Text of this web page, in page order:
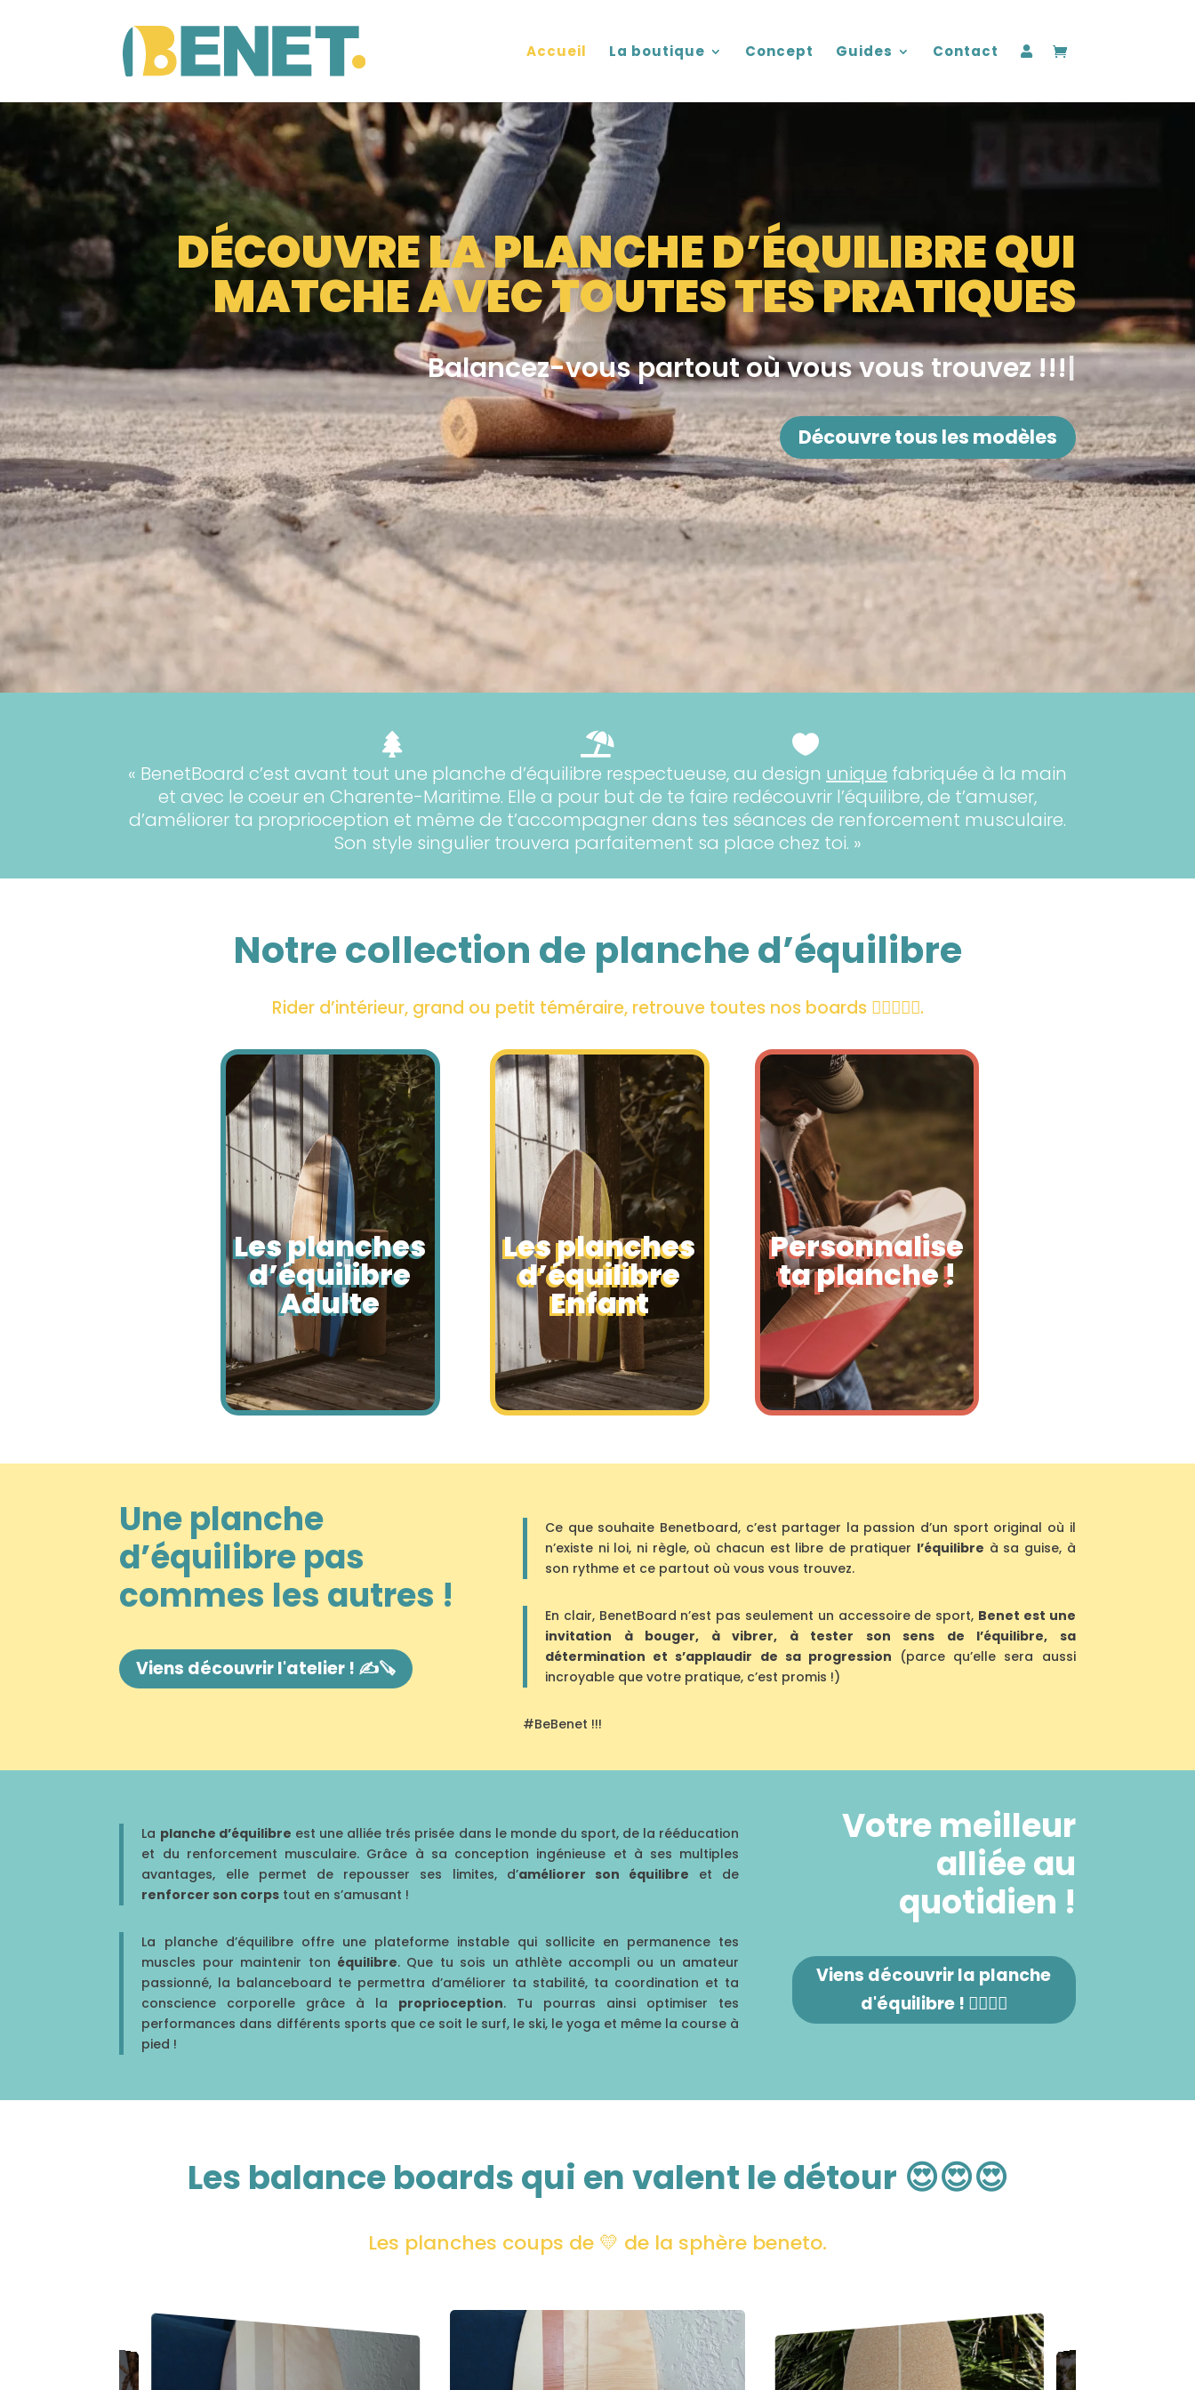
Accueil La boutique Concept Guides Contact
DÉCOUVRE LA PLANCHE D’ÉQUILIBRE QUI
MATCHE AVEC TOUTES TES PRATIQUES
Balancez-vous partout|
Découvre tous les modèles
  
« BenetBoard c’est avant tout une planche d’équilibre respectueuse, au design unique fabriquée à la main
et avec le coeur en Charente-Maritime. Elle a pour but de te faire redécouvrir l’équilibre, de t’amuser,
d’améliorer ta proprioception et même de t’accompagner dans tes séances de renforcement musculaire.
Son style singulier trouvera parfaitement sa place chez toi. »
Notre collection de planche d’équilibre
Rider d’intérieur, grand ou petit téméraire, retrouve toutes nos boards 🏄‍♀️🏄🏻‍♀️.
Les planches
d’équilibre
Adulte
Les planches
d’équilibre
Enfant
Personnalise
ta planche !
Une planche
d’équilibre pas
commes les autres !
Viens découvrir l'atelier ! ✍️🪚
Ce que souhaite Benetboard, c’est partager la passion d’un sport original où il
n’existe ni loi, ni règle, où chacun est libre de pratiquer l’équilibre à sa guise, à
son rythme et ce partout où vous vous trouvez.
En clair, BenetBoard n’est pas seulement un accessoire de sport, Benet est une
invitation à bouger, à vibrer, à tester son sens de l’équilibre, sa
détermination et s’applaudir de sa progression (parce qu’elle sera aussi
incroyable que votre pratique, c’est promis !)
#BeBenet !!!
La planche d’équilibre est une alliée trés prisée dans le monde du sport, de la rééducation
et du renforcement musculaire. Grâce à sa conception ingénieuse et à ses multiples
avantages, elle permet de repousser ses limites, d’améliorer son équilibre et de
renforcer son corps tout en s’amusant !
La planche d’équilibre offre une plateforme instable qui sollicite en permanence tes
muscles pour maintenir ton équilibre. Que tu sois un athlète accompli ou un amateur
passionné, la balanceboard te permettra d’améliorer ta stabilité, ta coordination et ta
conscience corporelle grâce à la proprioception. Tu pourras ainsi optimiser tes
performances dans différents sports que ce soit le surf, le ski, le yoga et même la course à
pied !
Votre meilleur
alliée au
quotidien !
Viens découvrir la planche
d'équilibre ! 🏄‍♀️🤸‍♂️
Les balance boards qui en valent le détour 😍😍😍
Les planches coups de 💛 de la sphère beneto.